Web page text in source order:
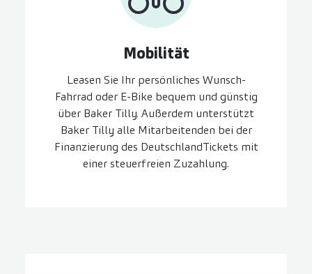
Mobilität
Leasen Sie Ihr persönliches Wunsch-
Fahrrad oder E-Bike bequem und günstig
über Baker Tilly. Außerdem unterstützt
Baker Tilly alle Mitarbeitenden bei der
Finanzierung des DeutschlandTickets mit
einer steuerfreien Zuzahlung.